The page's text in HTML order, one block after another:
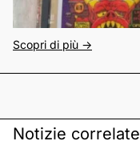
Scopri di più ->
Notizie correlate